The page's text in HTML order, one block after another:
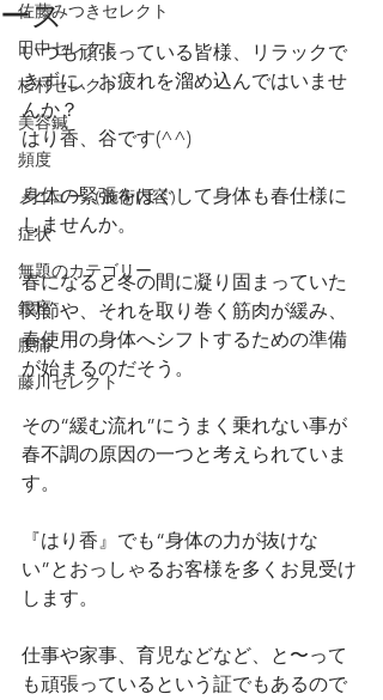
佐藤みつきセレクト
田中セレクト
杉村セレクト
美容鍼
頻度
メニュー（施術内容）
症状
無題のカテゴリー
銀座
腰痛
藤川セレクト
ース
いつも頑張っている皆様、リラックで
きずに、お疲れを溜め込んではいませ
んか？
はり香、谷です(^^)
身体の緊張をほぐして身体も春仕様に
しませんか。
春になると冬の間に凝り固まっていた
関節や、それを取り巻く筋肉が緩み、
春使用の身体へシフトするための準備
が始まるのだそう。
その“緩む流れ”にうまく乗れない事が
春不調の原因の一つと考えられていま
す。
『はり香』でも“身体の力が抜けな
い”とおっしゃるお客様を多くお見受け
します。
仕事や家事、育児などなど、と〜って
も頑張っているという証でもあるので